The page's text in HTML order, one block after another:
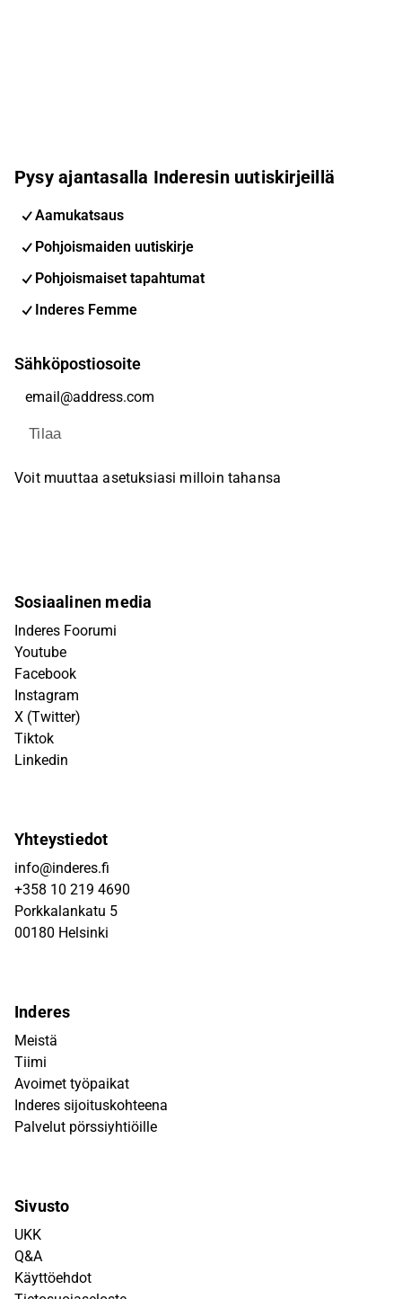
Pysy ajantasalla Inderesin uutiskirjeillä
Aamukatsaus
Pohjoismaiden uutiskirje
Pohjoismaiset tapahtumat
Inderes Femme
Sähköpostiosoite
Tilaa
Voit muuttaa asetuksiasi milloin tahansa
Sosiaalinen media
Inderes Foorumi
Youtube
Facebook
Instagram
X (Twitter)
Tiktok
Linkedin
Yhteystiedot
info@inderes.fi
+358 10 219 4690
Porkkalankatu 5
00180 Helsinki
Inderes
Meistä
Tiimi
Avoimet työpaikat
Inderes sijoituskohteena
Palvelut pörssiyhtiöille
Sivusto
UKK
Q&A
Käyttöehdot